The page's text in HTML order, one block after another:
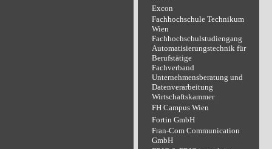
Excon
Fachhochschule Technikum
Wien
Fachhochschulstudiengang
Automatisierungstechnik für
Berufstätige
Fachverband
Unternehmensberatung und
Datenverarbeitung
Wirtschaftskammer
FH Campus Wien
Fortin GmbH
Fran-Com Communication
GmbH